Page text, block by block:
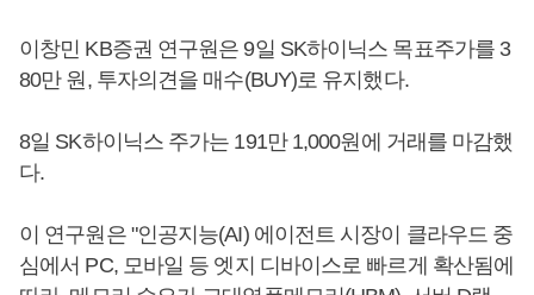
이창민 KB증권 연구원은 9일 SK하이닉스 목표주가를 3
80만 원, 투자의견을 매수(BUY)로 유지했다.
8일 SK하이닉스 주가는 191만 1,000원에 거래를 마감했
다.
이 연구원은 "인공지능(AI) 에이전트 시장이 클라우드 중
심에서 PC, 모바일 등 엣지 디바이스로 빠르게 확산됨에